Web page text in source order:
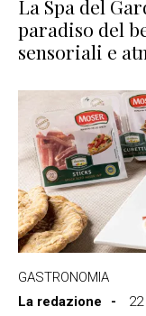
La Spa del
paradiso del
sensoriali e
GASTRONOMIA
La redazione